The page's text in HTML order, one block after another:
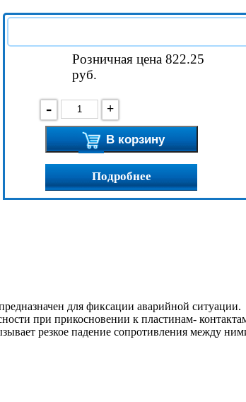
Розничная цена 822.25
руб.
- +
В корзину
Подробнее
для фиксации аварийной ситуации.
при прикосновении к пластинам-
резкое падение сопротивления между